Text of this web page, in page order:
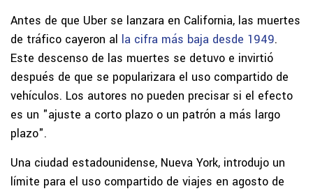
Antes de que Uber se lanzara en California, las muertes
de tráfico cayeron al la cifra más baja desde 1949.
Este descenso de las muertes se detuvo e invirtió
después de que se popularizara el uso compartido de
vehículos. Los autores no pueden precisar si el efecto
es un "ajuste a corto plazo o un patrón a más largo
plazo".
Una ciudad estadounidense, Nueva York, introdujo un
límite para el uso compartido de viajes en agosto de